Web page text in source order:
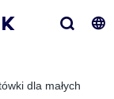
dla małych